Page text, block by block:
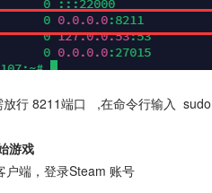
放行 8211端口 ,在命令行输入
游戏
户端，登录Steam 账号